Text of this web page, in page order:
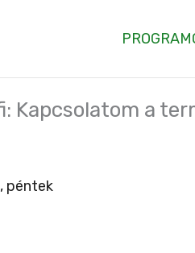
Kapcsolatom a
péntek